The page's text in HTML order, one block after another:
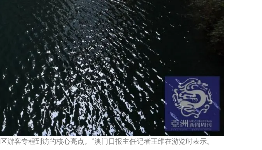
客专程到访的核心亮点。”澳门日报主任记者王维在游览时表示。